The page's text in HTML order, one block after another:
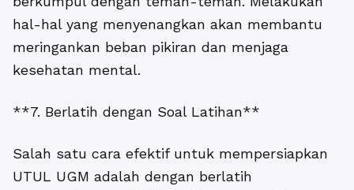
hal-hal yang menyenangkan akan membantu
meringankan beban pikiran dan menjaga
kesehatan mental.
**7. Berlatih dengan Soal Latihan**
Salah satu cara efektif untuk mempersiapkan
UTUL UGM adalah dengan berlatih